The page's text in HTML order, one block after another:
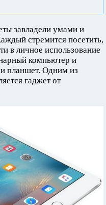
завладели умами и
стремится посетить,
в личное использование
компьютер и
планшет. Одним из
гаджет от